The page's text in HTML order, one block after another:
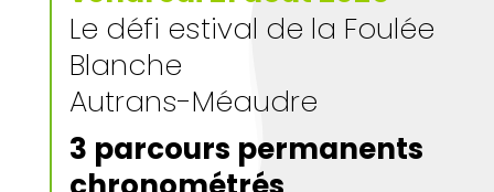
Le défi estival de la Foulée
Blanche
Autrans-Méaudre
3 parcours permanents